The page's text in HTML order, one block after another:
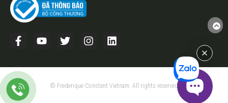
© Frederique Constant Vietnam. All rights reserved